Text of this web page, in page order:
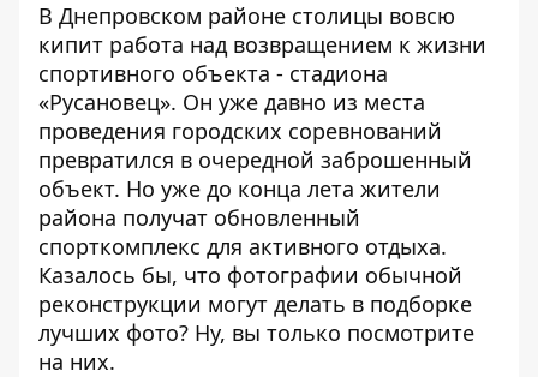
В Днепровском районе столицы вовсю
кипит работа над возвращением к жизни
спортивного объекта - стадиона
«Русановец». Он уже давно из места
проведения городских соревнований
превратился в очередной заброшенный
объект. Но уже до конца лета жители
района получат обновленный
спорткомплекс для активного отдыха.
Казалось бы, что фотографии обычной
реконструкции могут делать в подборке
лучших фото? Ну, вы только посмотрите
на них.